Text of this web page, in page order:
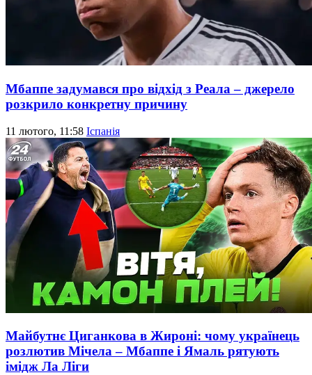
Мбаппе задумався про відхід з Реала – джерело
розкрило конкретну причину
11 лютого, 11:58 Іспанія
Майбутнє Циганкова в Жироні: чому українець
розлютив Мічела – Мбаппе і Ямаль рятують
імідж Ла Ліги